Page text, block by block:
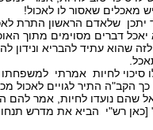
מאכלים שאסור לו לאכול!
יתכן שלאדם הראשון התרת
יאכל דברים מסוימים מתוך
שהוא עתיד להבריא ונידון
סיכוי לחיות אמרתי למשפחתו
הקב"ה התיר לגויים לאכול
שהם נועדו לחיות, אמר להם
[כאן רש"י הביא את מדרש